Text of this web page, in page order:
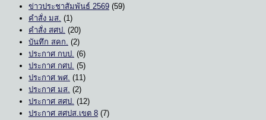
ข่าวประชาสัมพันธ์ 2569 (59)
คำสั่ง มส. (1)
คำสั่ง สศป. (20)
บันทึก สคก. (2)
ประกาศ กบป. (6)
ประกาศ กศป. (5)
ประกาศ พศ. (11)
ประกาศ มส. (2)
ประกาศ สศป. (12)
ประกาศ สศปส.เขต 8 (7)